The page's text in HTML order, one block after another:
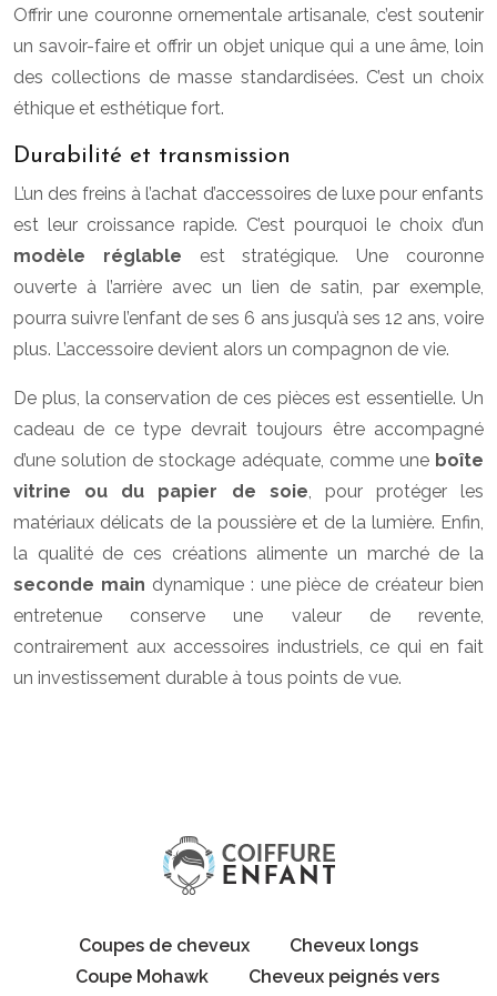
Offrir une couronne ornementale artisanale, c’est soutenir
un savoir-faire et offrir un objet unique qui a une âme, loin
des collections de masse standardisées. C’est un choix
éthique et esthétique fort.
Durabilité et transmission
L’un des freins à l’achat d’accessoires de luxe pour enfants
est leur croissance rapide. C’est pourquoi le choix d’un
modèle réglable est stratégique. Une couronne
ouverte à l’arrière avec un lien de satin, par exemple,
pourra suivre l’enfant de ses 6 ans jusqu’à ses 12 ans, voire
plus. L’accessoire devient alors un compagnon de vie.
De plus, la conservation de ces pièces est essentielle. Un
cadeau de ce type devrait toujours être accompagné
d’une solution de stockage adéquate, comme une boîte
vitrine ou du papier de soie , pour protéger les
matériaux délicats de la poussière et de la lumière. Enfin,
la qualité de ces créations alimente un marché de la
seconde main dynamique : une pièce de créateur bien
entretenue conserve une valeur de revente,
contrairement aux accessoires industriels, ce qui en fait
un investissement durable à tous points de vue.
Coupes de cheveux
Cheveux longs
Coupe Mohawk
Cheveux peignés vers